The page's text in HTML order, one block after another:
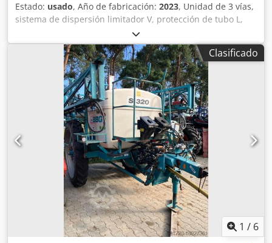
Estado: usado, Año de fabricación: 2023, Unidad de 3 vías,
sistema de dispersión limitador V, protección de tubo L,
indicador mecánico/posición del mecanismo de dispersión
ZA-V, superestructura de tolva S 2000, componentes de
montaje para unidades básicas ZA, toma de fuerza con
acoplamiento de fricción, guardabarros L y escaleras,
iluminación LED trasera. Codot Dwibepfx Alysha
Clasificado
1 / 6